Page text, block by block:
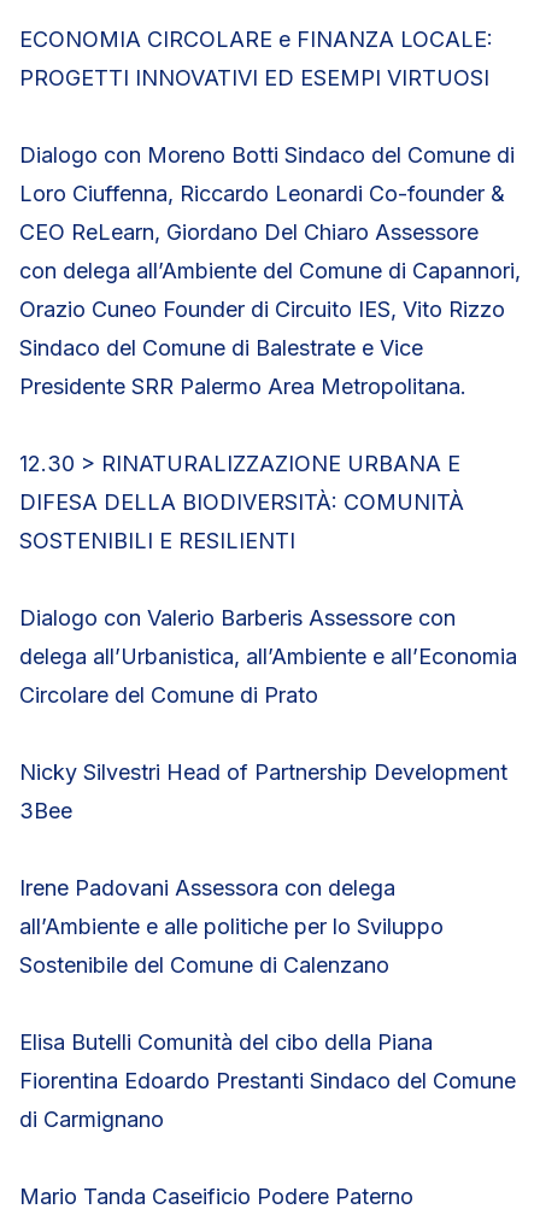
ECONOMIA CIRCOLARE e FINANZA LOCALE:
PROGETTI INNOVATIVI ED ESEMPI VIRTUOSI
Dialogo con Moreno Botti Sindaco del Comune di
Loro Ciuffenna, Riccardo Leonardi Co-founder &
CEO ReLearn, Giordano Del Chiaro Assessore
con delega all’Ambiente del Comune di Capannori,
Orazio Cuneo Founder di Circuito IES, Vito Rizzo
Sindaco del Comune di Balestrate e Vice
Presidente SRR Palermo Area Metropolitana.
12.30 > RINATURALIZZAZIONE URBANA E
DIFESA DELLA BIODIVERSITÀ: COMUNITÀ
SOSTENIBILI E RESILIENTI
Dialogo con Valerio Barberis Assessore con
delega all’Urbanistica, all’Ambiente e all’Economia
Circolare del Comune di Prato
Nicky Silvestri Head of Partnership Development
3Bee
Irene Padovani Assessora con delega
all’Ambiente e alle politiche per lo Sviluppo
Sostenibile del Comune di Calenzano
Elisa Butelli Comunità del cibo della Piana
Fiorentina Edoardo Prestanti Sindaco del Comune
di Carmignano
Mario Tanda Caseificio Podere Paterno